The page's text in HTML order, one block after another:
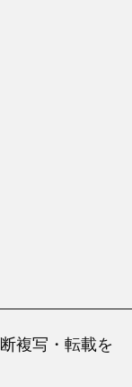
複写・転載を
German
Portuguese